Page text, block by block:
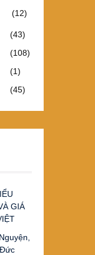
(12)
(43)
(108)
(1)
(45)
GIÁ